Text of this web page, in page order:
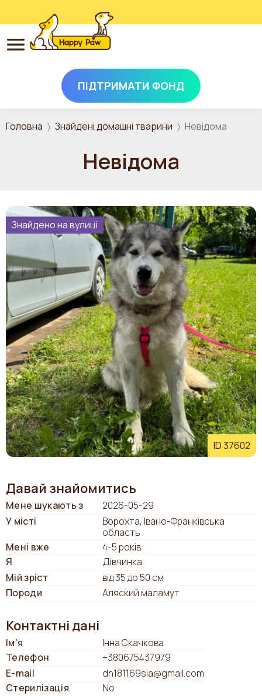
Перейти до основного вмісту
ПІДТРИМАТИ ФОНД
Головна Знайдені домашні тварини Невідома
Невідома
ID 37602
Знайдено на вулиці
Давай знайомитись
Мене шукають з
2026-05-29
У місті
Ворохта, Івано-Франківська
область
Мені вже
4-5 років
Я
Дівчинка
Мій зріст
від 35 до 50 см
Породи
Аляский маламут
Контактні дані
Ім'я
Інна Скачкова
Телефон
+380675437979
E-mail
dn181169sia@gmail.com
Стерилізація
No